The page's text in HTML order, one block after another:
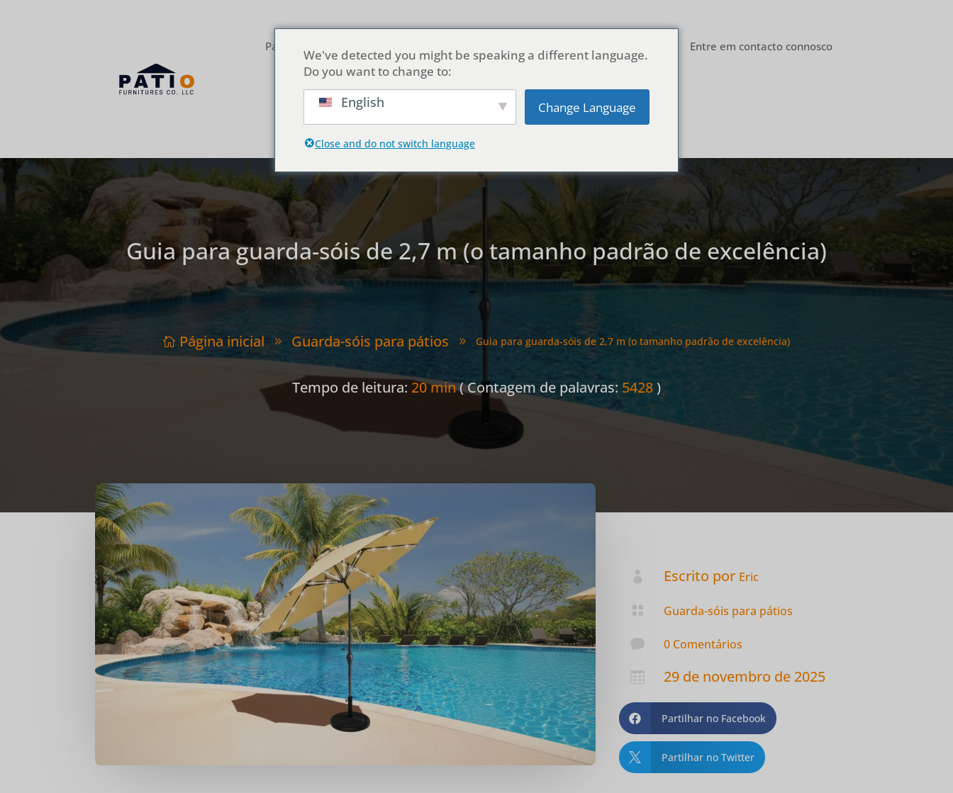
Página inicial Entre em contacto connosco
Portuguese
Guia para guarda-sóis de 2,7 m (o tamanho padrão de excelência)
 Página inicial 9 Guarda-sóis para pátios 9 Guia para guarda-sóis de 2,7 m (o tamanho padrão de excelência)
Tempo de leitura: 20 min( Contagem de palavras: 5428 )
 Escrito por Eric
 Guarda-sóis para pátios
 0 Comentários
 29 de novembro de 2025
 Partilhar no Facebook
 Partilhar no Twitter
We've detected you might be speaking a different language.
Do you want to change to:
English Change Language
Close and do not switch language